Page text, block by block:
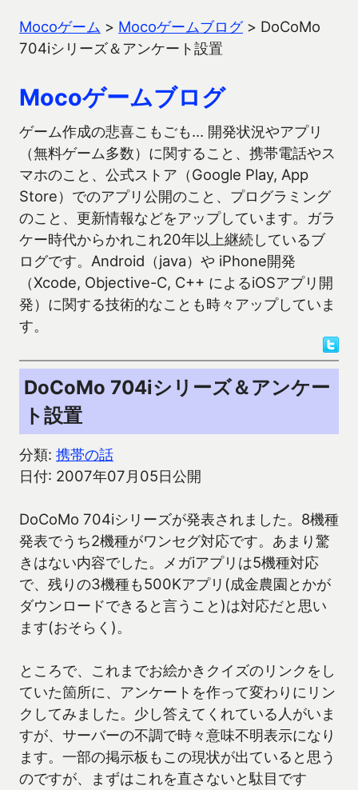
Mocoゲーム > Mocoゲームブログ> DoCoMo
704iシリーズ＆アンケート設置
Mocoゲームブログ
ゲーム作成の悲喜こもごも… 開発状況やアプリ
（無料ゲーム多数）に関すること、携帯電話やス
マホのこと、公式ストア（Google Play, App
Store）でのアプリ公開のこと、プログラミング
のこと、更新情報などをアップしています。ガラ
ケー時代からかれこれ20年以上継続しているブ
ログです。Android（java）や iPhone開発
（Xcode, Objective-C, C++ によるiOSアプリ開
発）に関する技術的なことも時々アップしていま
す。
DoCoMo 704iシリーズ＆アンケー
ト設置
分類: 携帯の話
日付: 2007年07月05日公開
DoCoMo 704iシリーズが発表されました。8機種
発表でうち2機種がワンセグ対応です。あまり驚
きはない内容でした。メガiアプリは5機種対応
で、残りの3機種も500Kアプリ(成金農園とかが
ダウンロードできると言うこと)は対応だと思い
ます(おそらく)。
ところで、これまでお絵かきクイズのリンクをし
ていた箇所に、アンケートを作って変わりにリン
クしてみました。少し答えてくれている人がいま
すが、サーバーの不調で時々意味不明表示になり
ます。一部の掲示板もこの現状が出ていると思う
のですが、まずはこれを直さないと駄目です